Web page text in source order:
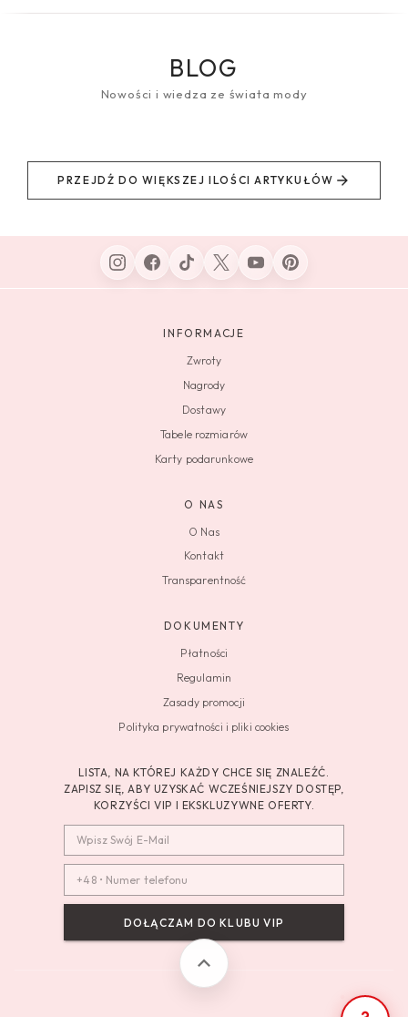
BLOG
Nowości i wiedza ze świata mody
PRZEJDŹ DO WIĘKSZEJ ILOŚCI ARTYKUŁÓW
INFORMACJE
Zwroty
Nagrody
Dostawy
Tabele rozmiarów
Karty podarunkowe
O NAS
O Nas
Kontakt
Transparentność
DOKUMENTY
Płatności
Regulamin
Zasady promocji
Polityka prywatności i pliki cookies
LISTA, NA KTÓREJ KAŻDY CHCE SIĘ ZNALEŹĆ.
ZAPISZ SIĘ, ABY UZYSKAĆ WCZEŚNIEJSZY DOSTĘP,
KORZYŚCI VIP I EKSKLUZYWNE OFERTY.
DOŁĄCZAM DO KLUBU VIP